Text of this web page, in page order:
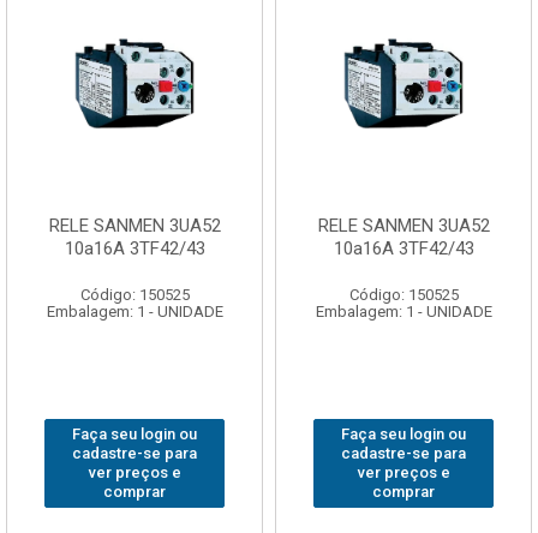
RELE SANMEN 3UA52
10a16A 3TF42/43
Código: 150525
Embalagem: 1 - UNIDADE
Faça seu login ou
cadastre-se para
ver preços e
comprar
RELE SANMEN 3UA52
10a16A 3TF42/43
Código: 150525
Embalagem: 1 - UNIDADE
Faça seu login ou
cadastre-se para
ver preços e
comprar